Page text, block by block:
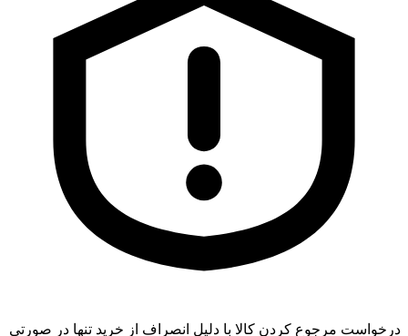
درخواست مرجوع کردن کالا با دلیل انصراف از خرید تنها در صورتی